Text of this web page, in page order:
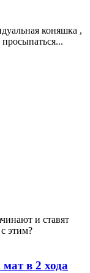
коняшка ,
и ставят
этим?
в 2 хода